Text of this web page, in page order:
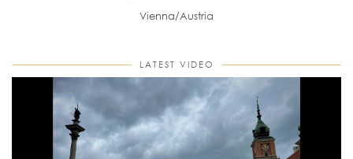
Vienna/Austria
LATEST VIDEO